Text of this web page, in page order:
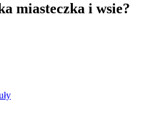
miasteczka i wsie?